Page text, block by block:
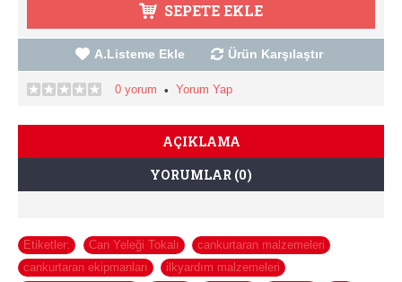
SEPETE EKLE
A.Listeme Ekle Ürün Karşılaştır
0 yorum • Yorum Yap
AÇIKLAMA
YORUMLAR (0)
Etiketler: Can Yeleği Tokalı cankurtaran malzemeleri
cankurtaran ekipmanları
ilkyardım malzemeleri